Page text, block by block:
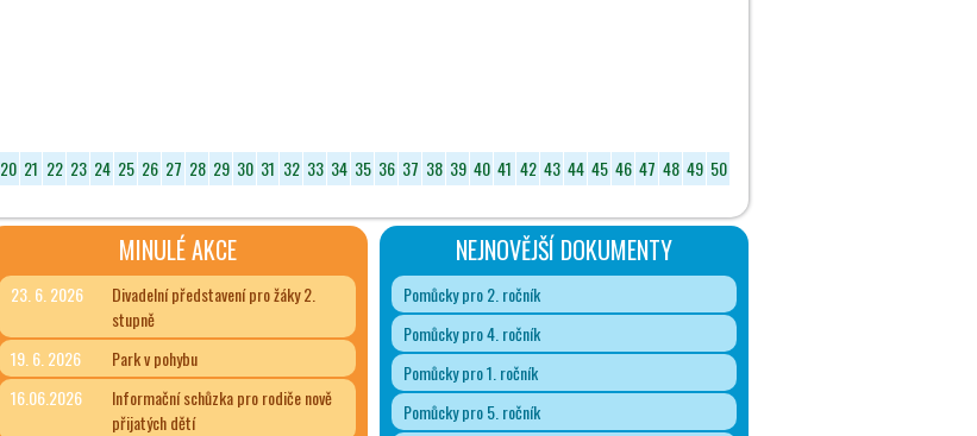
20 21 22 23 24 25 26 27 28 29 30 31 32 33 34 35 36 37 38 39 40 41 42 43 44 45 46 47 48 49 50
MINULÉ AKCE
23. 6. 2026
Divadelní představení pro žáky 2.
stupně
19. 6. 2026
Park v pohybu
16.06.2026
Informační schůzka pro rodiče nově
přijatých dětí
NEJNOVĚJŠÍ DOKUMENTY
Pomůcky pro 2. ročník
Pomůcky pro 4. ročník
Pomůcky pro 1. ročník
Pomůcky pro 5. ročník